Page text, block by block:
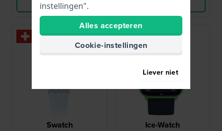
Bekijk Product
Swatch Ice-Watch
instellingen".
Alles accepteren
Cookie-instellingen
Liever niet